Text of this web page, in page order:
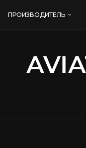
ПРОИЗВОДИТЕЛЬ